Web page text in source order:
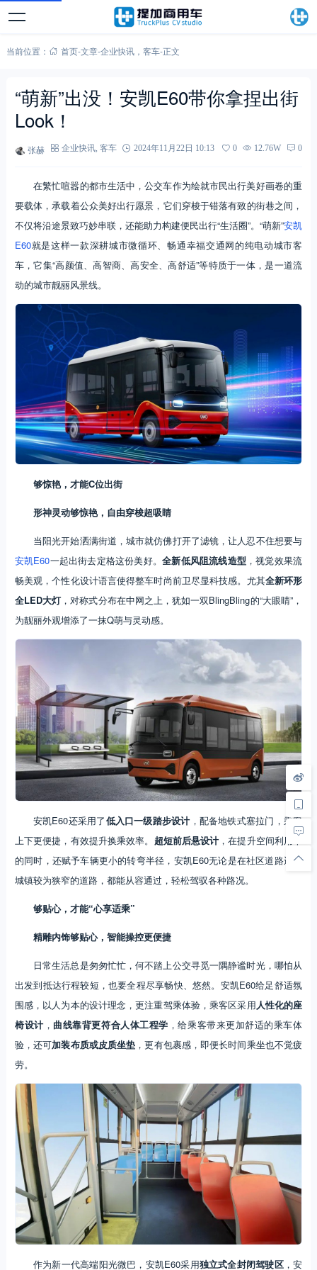
当前位置： 首页-文章-企业快讯， 客车-正文
“萌新”出没！安凯E60带你拿捏出街
Look！
张赫 企业快讯, 客车 2024年11月22日 10:13 0 12.76W 0
在繁忙喧嚣的都市生活中，公交车作为绘就市民出行美好画卷的重
要载体，承载着公众美好出行愿景，它们穿梭于错落有致的街巷之间，
不仅将沿途景致巧妙串联，还能助力构建便民出行“生活圈”。“萌新”安凯
E60就是这样一款深耕城市微循环、畅通幸福交通网的纯电动城市客
车，它集“高颜值、高智商、高安全、高舒适”等特质于一体，是一道流
动的城市靓丽风景线。
够惊艳，才能C位出街
形神灵动够惊艳，自由穿梭超吸睛
当阳光开始洒满街道，城市就仿佛打开了滤镜，让人忍不住想要与
安凯E60一起出街去定格这份美好。全新低风阻流线造型 ，视觉效果流
畅美观，个性化设计语言使得整车时尚前卫尽显科技感。尤其全新环形
全LED大灯，对称式分布在中网之上，犹如一双BlingBling的“大眼睛”，
为靓丽外观增添了一抹Q萌与灵动感。
安凯E60还采用了低入口一级踏步设计，配备地铁式塞拉门，乘客
上下更便捷，有效提升换乘效率。 超短前后悬设计，在提升空间利用率
的同时，还赋予车辆更小的转弯半径，安凯E60无论是在社区道路还是
城镇较为狭窄的道路，都能从容通过，轻松驾驭各种路况。
够贴心，才能“心享适乘”
精雕内饰够贴心，智能操控更便捷
日常生活总是匆匆忙忙，何不踏上公交寻觅一隅静谧时光，哪怕从
出发到抵达行程较短，也要全程尽享畅快、悠然。安凯E60给足舒适氛
围感，以人为本的设计理念，更注重驾乘体验，乘客区采用 人性化的座
椅设计， 曲线靠背更符合人体工程学 ，给乘客带来更加舒适的乘车体
验，还可加装布质或皮质坐垫 ，更有包裹感，即便长时间乘坐也不觉疲
劳。
作为新一代高端阳光微巴，安凯E60采用独立式全封闭驾驶区，安